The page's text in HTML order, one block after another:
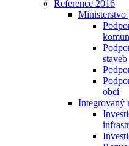
Reference 2016
Ministerstvo
obcí
Integrovaný